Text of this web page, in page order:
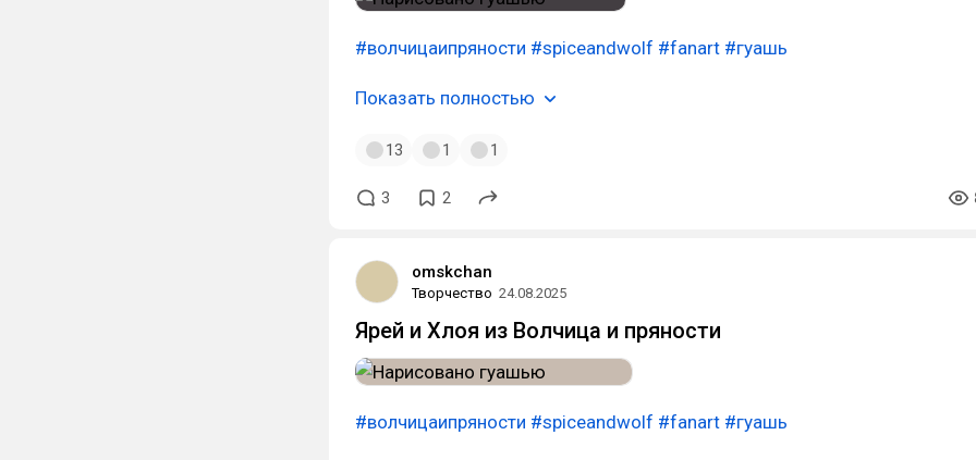
#волчицаипряности #spiceandwolf #fanart #гуашь
Показать полностью
13 1 1
3 2
omskchan
Творчество 24.08.2025
Ярей и Хлоя из Волчица и пряности
#волчицаипряности #spiceandwolf #fanart #гуашь